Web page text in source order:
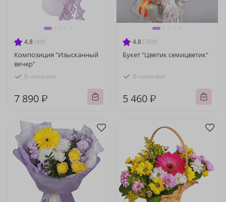
4.8 (49)
Композиция "Изысканный
вечер"
В наличии
7 890 ₽
4.8 (399)
Букет "Цветик семицветик"
В наличии
5 460 ₽